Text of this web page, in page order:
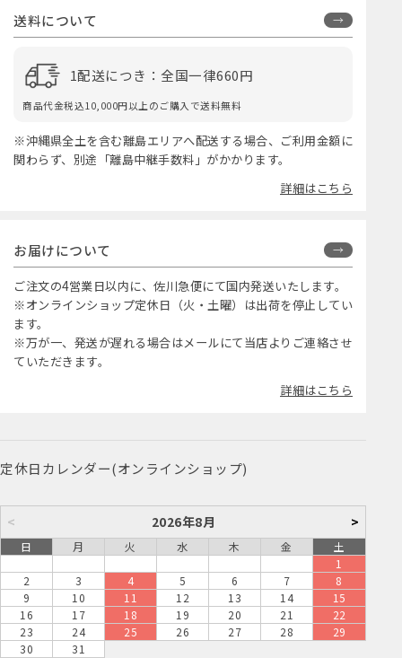
送料について
1配送につき：全国一律660円
商品代金税込10,000円以上のご購入で送料無料
※沖縄県全土を含む離島エリアへ配送する場合、ご利用金額に
関わらず、別途「離島中継手数料」がかかります。
詳細はこちら
お届けについて
ご注文の4営業日以内に、佐川急便にて国内発送いたします。
※オンラインショップ定休日（火・土曜）は出荷を停止してい
ます。
※万が一、発送が遅れる場合はメールにて当店よりご連絡させ
ていただきます。
詳細はこちら
定休日カレンダー(オンラインショップ)
< 2026年8月 >
日 月 火 水 木 金
土
1
2
3 4 5 6 7
8
9
10 11 12 13 14
15
16
17 18 19 20 21
22
23
24 25 26 27 28
29
30
31